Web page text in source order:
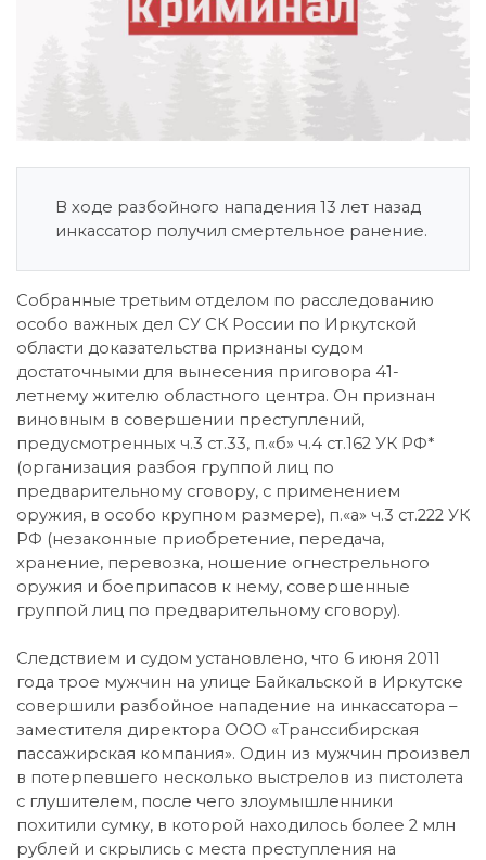
В ходе разбойного нападения 13 лет назад
инкассатор получил смертельное ранение.
Собранные третьим отделом по расследованию
особо важных дел СУ СК России по Иркутской
области доказательства признаны судом
достаточными для вынесения приговора 41-
летнему жителю областного центра. Он признан
виновным в совершении преступлений,
предусмотренных ч.3 ст.33, п.«б» ч.4 ст.162 УК РФ*
(организация разбоя группой лиц по
предварительному сговору, с применением
оружия, в особо крупном размере), п.«а» ч.3 ст.222 УК
РФ (незаконные приобретение, передача,
хранение, перевозка, ношение огнестрельного
оружия и боеприпасов к нему, совершенные
группой лиц по предварительному сговору).
Следствием и судом установлено, что 6 июня 2011
года трое мужчин на улице Байкальской в Иркутске
совершили разбойное нападение на инкассатора –
заместителя директора ООО «Транссибирская
пассажирская компания». Один из мужчин произвел
в потерпевшего несколько выстрелов из пистолета
с глушителем, после чего злоумышленники
похитили сумку, в которой находилось более 2 млн
рублей и скрылись с места преступления на